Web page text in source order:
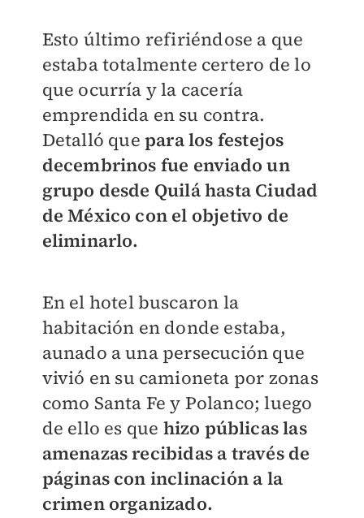
Esto último refiriéndose a que
estaba totalmente certero de lo
que ocurría y la cacería
emprendida en su contra.
Detalló que para los festejos
decembrinos fue enviado un
grupo desde Quilá hasta Ciudad
de México con el objetivo de
eliminarlo.
En el hotel buscaron la
habitación en donde estaba,
aunado a una persecución que
vivió en su camioneta por zonas
como Santa Fe y Polanco; luego
de ello es que hizo públicas las
amenazas recibidas a través de
páginas con inclinación a la
crimen organizado.